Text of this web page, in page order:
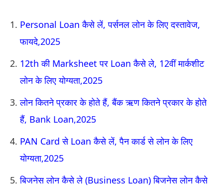
Personal Loan कैसे लें, पर्सनल लोन के लिए दस्तावेज,
फायदे,2025
12th की Marksheet पर Loan कैसे ले, 12वीं मार्कशीट
लोन के लिए योग्यता,2025
लोन कितने प्रकार के होते हैं, बैंक ऋण कितने प्रकार के होते
हैं, Bank Loan,2025
PAN Card से Loan कैसे लें, पैन कार्ड से लोन के लिए
योग्यता,2025
बिजनेस लोन कैसे ले (Business Loan) बिजनेस लोन कैसे